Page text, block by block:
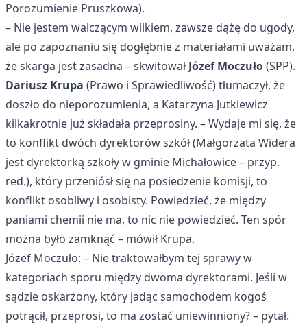
Porozumienie Pruszkowa).
– Nie jestem walczącym wilkiem, zawsze dążę do ugody,
ale po zapoznaniu się dogłębnie z materiałami uważam,
że skarga jest zasadna – skwitował Józef Moczuło(SPP).
Dariusz Krupa (Prawo i Sprawiedliwość) tłumaczył, że
doszło do nieporozumienia, a Katarzyna Jutkiewicz
kilkakrotnie już składała przeprosiny. – Wydaje mi się, że
to konflikt dwóch dyrektorów szkół (Małgorzata Widera
jest dyrektorką szkoły w gminie Michałowice – przyp.
red.), który przeniósł się na posiedzenie komisji, to
konflikt osobliwy i osobisty. Powiedzieć, że między
paniami chemii nie ma, to nic nie powiedzieć. Ten spór
można było zamknąć – mówił Krupa.
Józef Moczuło: – Nie traktowałbym tej sprawy w
kategoriach sporu między dwoma dyrektorami. Jeśli w
sądzie oskarżony, który jadąc samochodem kogoś
potrącił, przeprosi, to ma zostać uniewinniony? – pytał.